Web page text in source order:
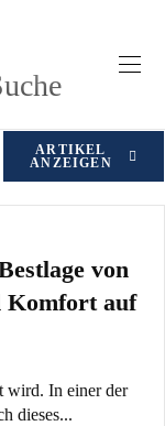
ARTIKEL
ANZEIGEN
von
Komfort auf
wird. In einer der
dieses...